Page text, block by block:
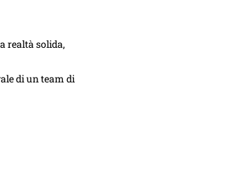
realtà solida,
di un team di